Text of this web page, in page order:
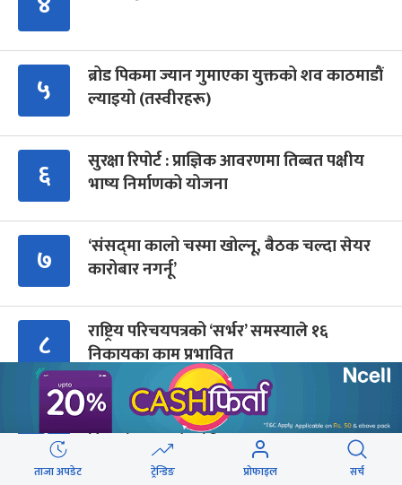
५
ब्रोड पिकमा ज्यान गुमाएका युक्तको शव काठमाडौं
ल्याइयो (तस्वीरहरू)
६
सुरक्षा रिपोर्ट : प्राज्ञिक आवरणमा तिब्बत पक्षीय
भाष्य निर्माणको योजना
७
‘संसद्‍मा कालो चस्मा खोल्नू, बैठक चल्दा सेयर
कारोबार नगर्नू’
८
राष्ट्रिय परिचयपत्रको ‘सर्भर’ समस्याले १६
निकायका काम प्रभावित
९
सर्वोच्चले कांग्रेस विवाद पुनरावलोकन गर्न आदेश
दिनुको आधार के हो ?
ताजा अपडेट ट्रेन्डिङ प्रोफाइल सर्च